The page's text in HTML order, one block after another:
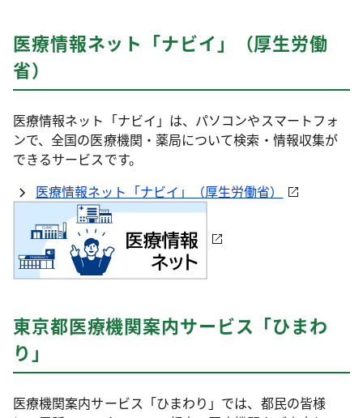
医療情報ネット「ナビイ」（厚生労働
省）
医療情報ネット「ナビイ」は、パソコンやスマートフォ
ンで、全国の医療機関・薬局について検索・情報収集が
できるサービスです。
医療情報ネット「ナビイ」（厚生労働省）
東京都医療機関案内サービス「ひまわ
り」
医療機関案内サービス「ひまわり」では、都民の皆様